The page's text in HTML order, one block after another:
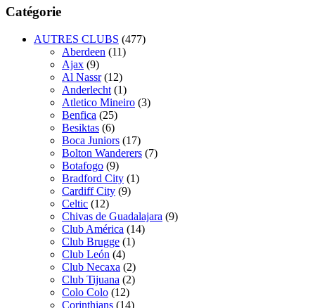
Catégorie
AUTRES CLUBS (477)
Aberdeen (11)
Ajax (9)
Al Nassr (12)
Anderlecht (1)
Atletico Mineiro (3)
Benfica (25)
Besiktas (6)
Boca Juniors (17)
Bolton Wanderers (7)
Botafogo (9)
Bradford City (1)
Cardiff City (9)
Celtic (12)
Chivas de Guadalajara (9)
Club América (14)
Club Brugge (1)
Club León (4)
Club Necaxa (2)
Club Tijuana (2)
Colo Colo (12)
Corinthians (14)